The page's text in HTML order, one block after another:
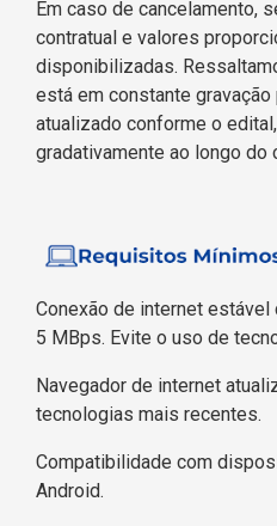
Em caso de cancelamento,
contratual e valores
disponibilizadas.
está em constante gravação
atualizado conforme o
gradativamente ao longo do
Conexão de internet
5 MBps. Evite o uso de
Navegador de internet
tecnologias mais recentes.
Compatibilidade com
Android.